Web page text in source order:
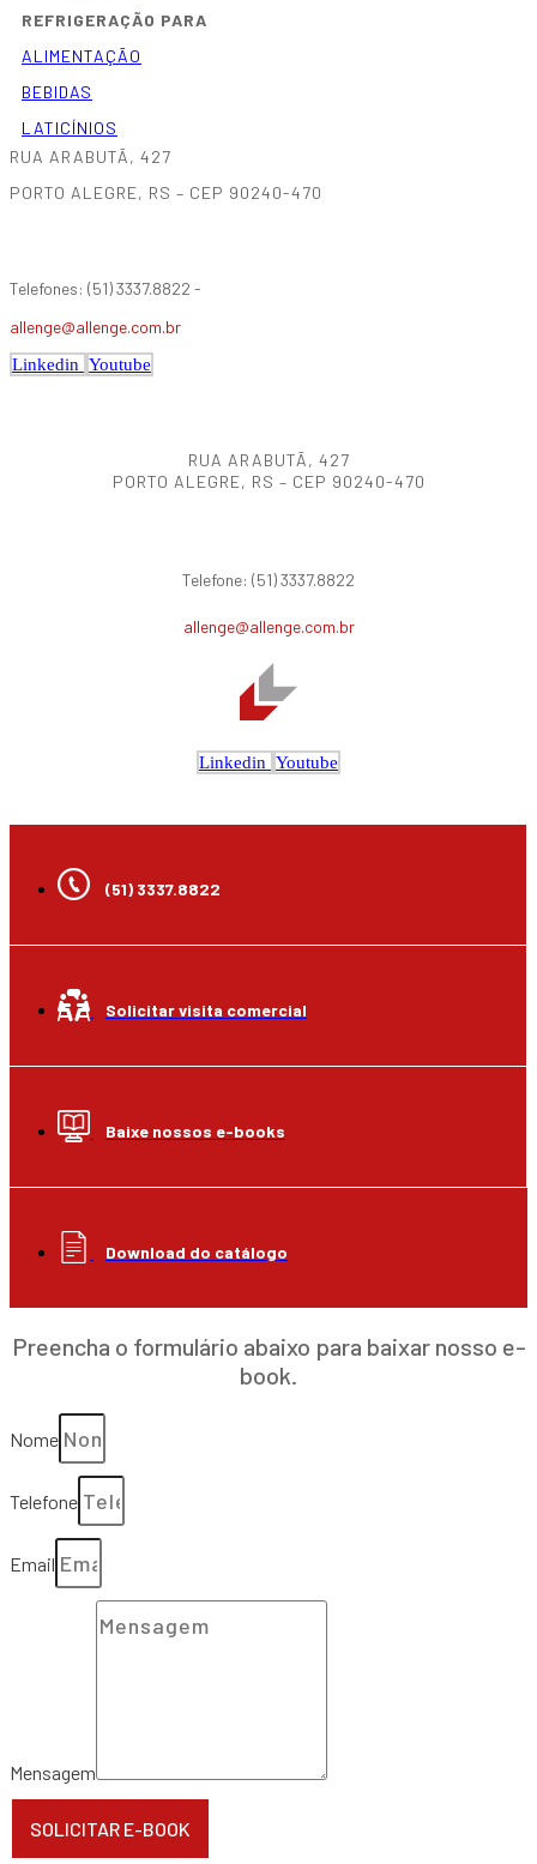
REFRIGERAÇÃO PARA
ALIMENTAÇÃO
BEBIDAS
LATICÍNIOS
RUA ARABUTÃ, 427
PORTO ALEGRE, RS – CEP 90240-470
Telefones: (51) 3337.8822 -
allenge@allenge.com.br
Linkedin Youtube
RUA ARABUTÃ, 427
PORTO ALEGRE, RS – CEP 90240-470
Telefone: (51) 3337.8822
allenge@allenge.com.br
Linkedin Youtube
(51) 3337.8822
Solicitar visita comercial
Baixe nossos e-books
Download do catálogo
Preencha o formulário abaixo para baixar nosso e-
book.
Nome
Telefone
Email
Mensagem
SOLICITAR E-BOOK